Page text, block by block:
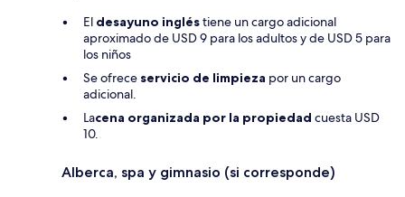
El desayuno ingléstiene un cargo adicional
aproximado de USD 9 para los adultos y de USD 5 para
los niños
Se ofrece servicio de limpieza por un cargo
adicional.
Lacena organizada por la propiedad cuesta USD
10.
Alberca, spa y gimnasio (si corresponde)